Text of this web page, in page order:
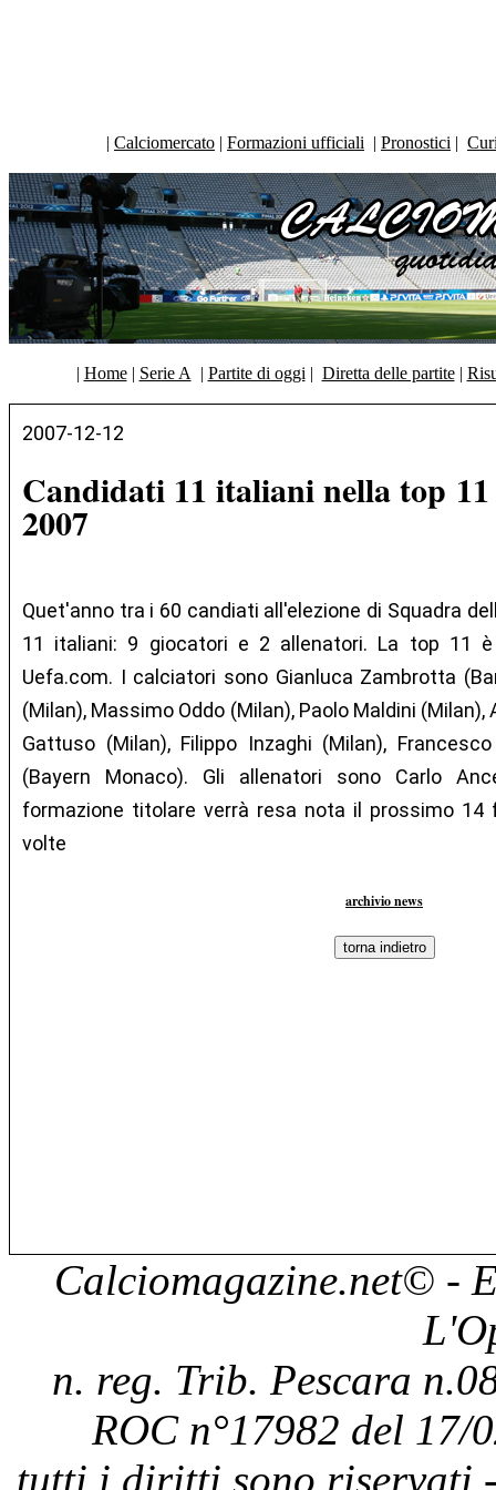
| Calciomercato | Formazioni ufficiali | Pronostici |
| Home| Serie A | Partite di oggi | Diretta delle partite|
2007-12-12
Candidati 11 italiani nella top
2007
Quet'anno tra i 60 candiati all'elezione di Squadra
11 italiani: 9 giocatori e 2 allenatori. La top 11
Uefa.com. I calciatori sono Gianluca Zambrotta
(Milan), Massimo Oddo (Milan), Paolo Maldini (Milan),
Gattuso (Milan), Filippo Inzaghi (Milan),
(Bayern Monaco). Gli allenatori sono Carlo
formazione titolare verrà resa nota il prossimo
volte
archivio news
Calciomagazine.net© -
n. reg. Trib. Pescara
ROC n°17982 del 17/
tutti i diritti sono riservati